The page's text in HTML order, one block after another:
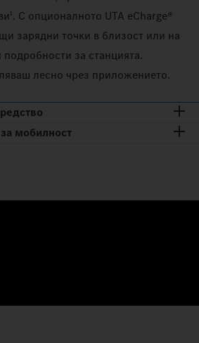
. С опционалното UTA eCharge®
зарядни точки в близост или на
подробности за станцията.
лесно чрез приложението.
мобилност